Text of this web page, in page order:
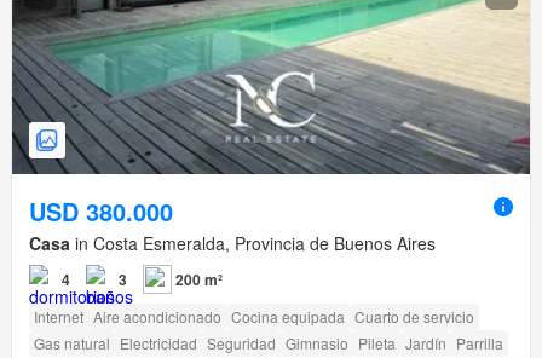
USD 380.000
Casa in Costa Esmeralda, Provincia de Buenos Aires
4 3 200 m²
Internet Aire acondicionado Cocina equipada Cuarto de servicio
Gas natural Electricidad Seguridad Gimnasio Pileta Jardín Parrilla